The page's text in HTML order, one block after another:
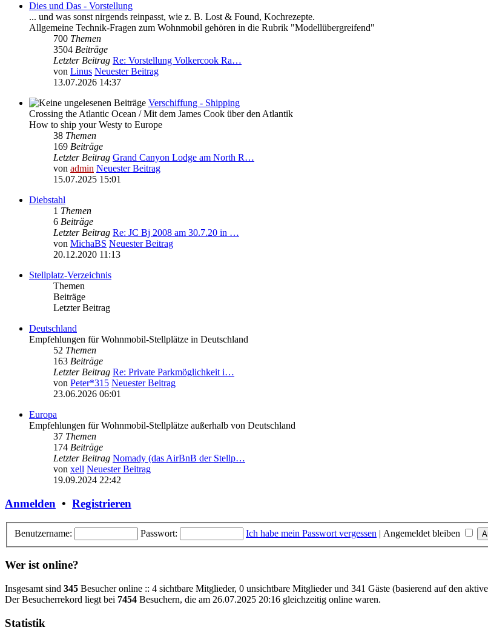
Dies und Das - Vorstellung
... und was sonst nirgends reinpasst, wie z. B. Lost & Found, Kochrezepte.
Allgemeine Technik-Fragen zum Wohnmobil gehören in die Rubrik "Modellübergreifend"
700 Themen
3504 Beiträge
Letzter Beitrag Re: Vorstellung Volkercook Ra…
von Linus Neuester Beitrag
13.07.2026 14:37
Verschiffung - Shipping
Crossing the Atlantic Ocean / Mit dem James Cook über den Atlantik
How to ship your Westy to Europe
38 Themen
169 Beiträge
Letzter Beitrag Grand Canyon Lodge am North R…
von admin Neuester Beitrag
15.07.2025 15:01
Diebstahl
1 Themen
6 Beiträge
Letzter Beitrag Re: JC Bj 2008 am 30.7.20 in …
von MichaBS Neuester Beitrag
20.12.2020 11:13
Stellplatz-Verzeichnis
Themen
Beiträge
Letzter Beitrag
Deutschland
Empfehlungen für Wohnmobil-Stellplätze in Deutschland
52 Themen
163 Beiträge
Letzter Beitrag Re: Private Parkmöglichkeit i…
von Peter*315 Neuester Beitrag
23.06.2026 06:01
Europa
Empfehlungen für Wohnmobil-Stellplätze außerhalb von Deutschland
37 Themen
174 Beiträge
Letzter Beitrag Nomady (das AirBnB der Stellp…
von xell Neuester Beitrag
19.09.2024 22:42
Anmelden • Registrieren
Benutzername: Passwort: Ich habe mein Passwort vergessen | Angemeldet bleiben
Wer ist online?
Insgesamt sind 345 Besucher online :: 4 sichtbare Mitglieder, 0 unsichtbare Mitglieder und 341 Gäste (basierend auf den
Der Besucherrekord liegt bei 7454 Besuchern, die am 26.07.2025 20:16 gleichzeitig online waren.
Statistik